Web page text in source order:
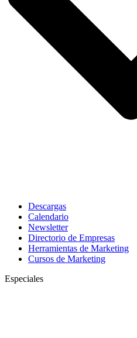
Descargas
Calendario
Newsletter
Directorio de Empresas
Herramientas de Marketing
Cursos de Marketing
Especiales